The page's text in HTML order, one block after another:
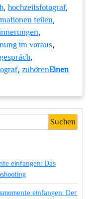
,hochzeitsfotograf,
teilen,
,
im voraus,
,
, zuhörenEinen
Suchen
einfangen: Das
einfangen: Der